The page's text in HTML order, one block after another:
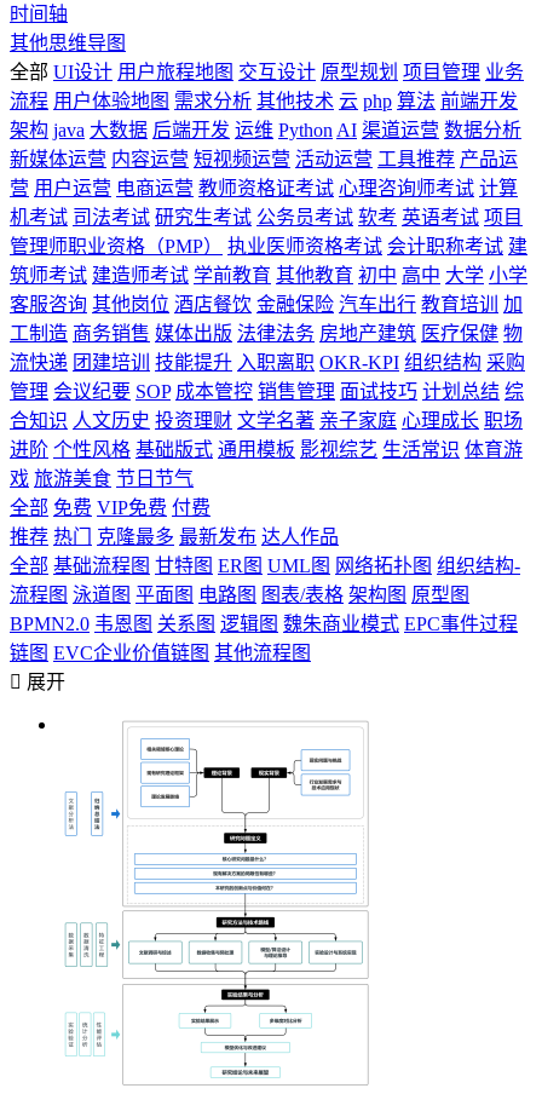
时间轴
其他思维导图
全部 UI设计 用户旅程地图 交互设计 原型规划 项目管理 业务
流程 用户体验地图 需求分析 其他技术 云 php 算法 前端开发
架构 java 大数据 后端开发 运维 Python AI 渠道运营 数据分析
新媒体运营 内容运营 短视频运营 活动运营 工具推荐 产品运
营 用户运营 电商运营 教师资格证考试 心理咨询师考试 计算
机考试 司法考试 研究生考试 公务员考试 软考 英语考试 项目
管理师职业资格（PMP）
执业医师资格考试 会计职称考试 建
筑师考试 建造师考试 学前教育 其他教育 初中 高中 大学 小学
客服咨询 其他岗位 酒店餐饮 金融保险 汽车出行 教育培训
加
工制造 商务销售 媒体出版 法律法务 房地产建筑 医疗保健 物
流快递 团建培训 技能提升 入职离职 OKR-KPI 组织结构 采购
管理 会议纪要 SOP 成本管控 销售管理 面试技巧 计划总结 综
合知识 人文历史 投资理财 文学名著 亲子家庭 心理成长 职场
进阶 个性风格 基础版式 通用模板 影视综艺 生活常识 体育游
戏 旅游美食 节日节气
全部 免费 VIP免费 付费
推荐 热门 克隆最多 最新发布 达人作品
全部 基础流程图 甘特图 ER图 UML图 网络拓扑图 组织结构-
流程图 泳道图 平面图 电路图 图表/表格 架构图 原型图
BPMN2.0 韦恩图 关系图 逻辑图 魏朱商业模式 EPC事件过程
链图 EVC企业价值链图 其他流程图
 展开